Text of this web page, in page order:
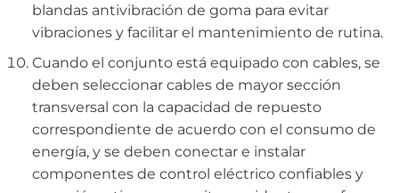
blandas antivibración de goma para evitar
vibraciones y facilitar el mantenimiento de rutina.
Cuando el conjunto está equipado con cables, se
deben seleccionar cables de mayor sección
transversal con la capacidad de repuesto
correspondiente de acuerdo con el consumo de
energía, y se deben conectar e instalar
componentes de control eléctrico confiables y